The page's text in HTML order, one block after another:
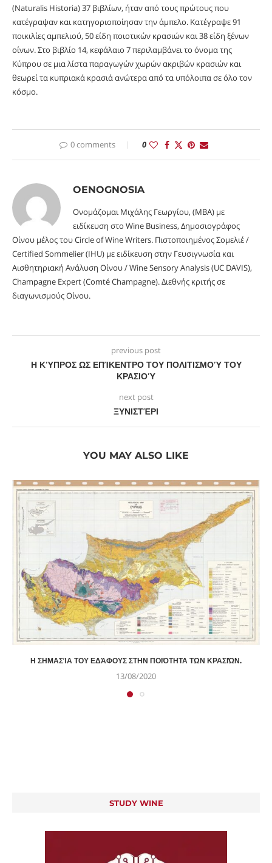
(Naturalis Historia) 37 βιβλίων, ήταν από τους πρώτους που
κατέγραψαν και κατηγοριοποίησαν την άμπελο. Κατέγραψε 91
ποικιλίες αμπελιού, 50 είδη ποιοτικών κρασιών και 38 είδη ξένων
οίνων. Στο βιβλίο 14, κεφάλαιο 7 περιλαμβάνει το όνομα της
Κύπρου σε μια λίστα παραγωγών χωρών ακριβών κρασιών και
θεωρεί τα κυπριακά κρασιά ανώτερα από τα υπόλοιπα σε όλο τον
κόσμο.
0 comments 0
OENOGNOSIA
Ονομάζομαι Μιχάλης Γεωργίου, (MBA) με
ειδίκευση στο Wine Business, Δημοσιογράφος
Οίνου μέλος του Circle of Wine Writers. Πιστοποιημένος Σομελιέ /
Certified Sommelier (IHU) με ειδίκευση στην Γευσιγνωσία και
Αισθητηριακή Ανάλυση Οίνου / Wine Sensory Analysis (UC DAVIS),
Champagne Expert (Comté Champagne). Διεθνής κριτής σε
διαγωνισμούς Οίνου.
previous post
Η ΚΎΠΡΟΣ ΩΣ ΕΠΊΚΕΝΤΡΟ ΤΟΥ ΠΟΛΙΤΙΣΜΟΎ ΤΟΥ
ΚΡΑΣΙΟΎ
next post
ΞΥΝΙΣΤΈΡΙ
YOU MAY ALSO LIKE
Η ΣΗΜΑΣΊΑ ΤΟΥ ΕΔΆΦΟΥΣ ΣΤΗΝ ΠΟΙΌΤΗΤΑ ΤΩΝ ΚΡΑΣΙΏΝ.
13/08/2020
STUDY WINE